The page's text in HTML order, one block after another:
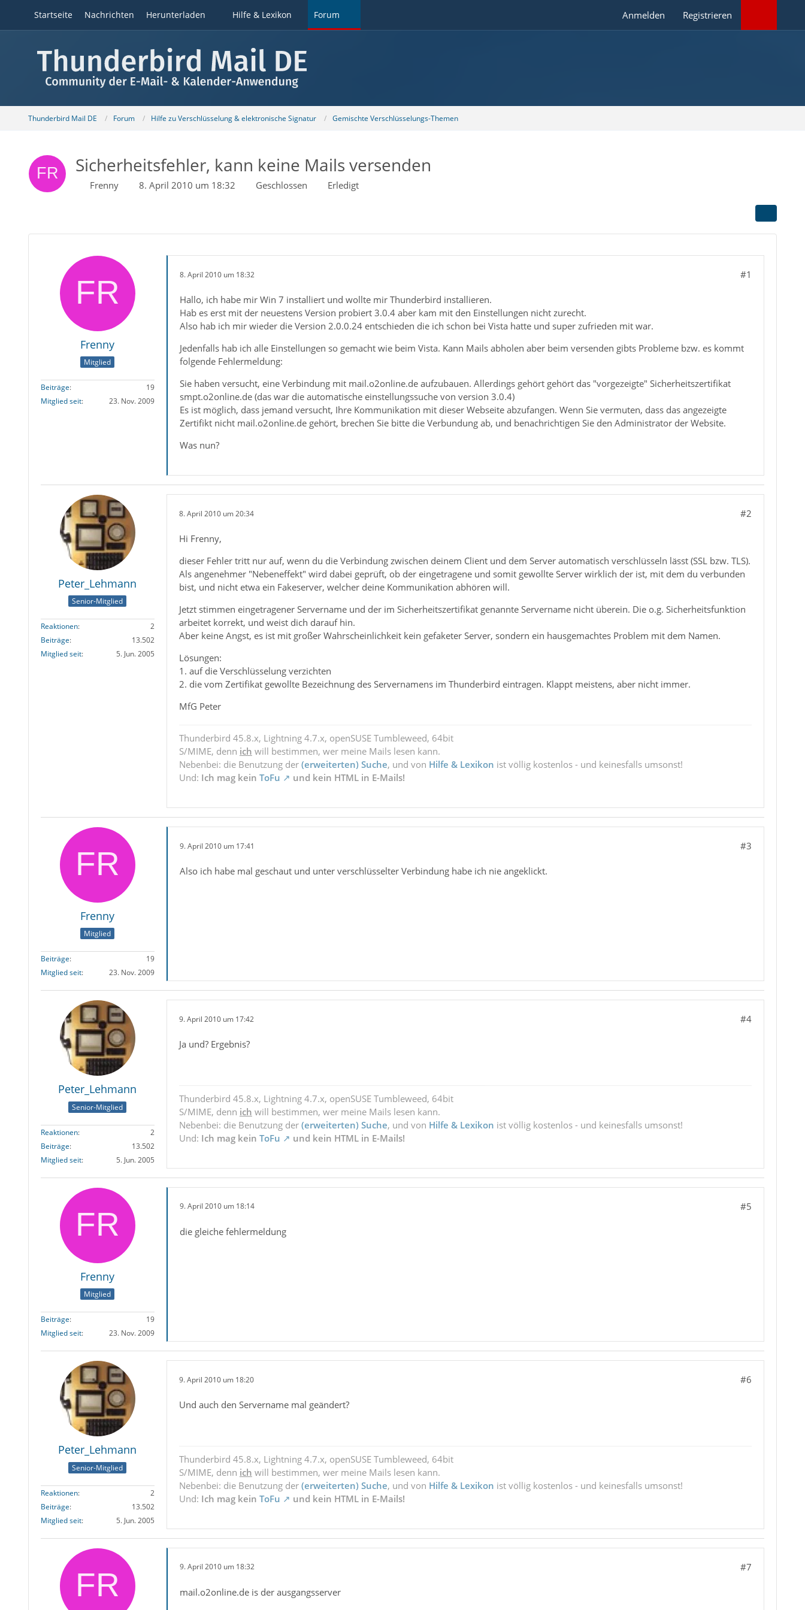
Startseite Nachrichten Herunterladen Hilfe & Lexikon Forum Anmelden Registrieren
Thunderbird Mail DE Forum Hilfe zu Verschlüsselung & elektronische Signatur Gemischte Verschlüsselungs-Themen
Sicherheitsfehler, kann keine Mails versenden
Frenny 8. April 2010 um 18:32 Geschlossen Erledigt
Frenny
Mitglied
Beiträge
19
Mitglied seit
23. Nov. 2009
8. April 2010 um 18:32 #1
Hallo, ich habe mir Win 7 installiert und wollte mir Thunderbird installieren.
Hab es erst mit der neuestens Version probiert 3.0.4 aber kam mit den Einstellungen nicht zurecht.
Also hab ich mir wieder die Version 2.0.0.24 entschieden die ich schon bei Vista hatte und super zufrieden mit war.
Jedenfalls hab ich alle Einstellungen so gemacht wie beim Vista. Kann Mails abholen aber beim versenden gibts Probleme bzw. es kommt
folgende Fehlermeldung:
Sie haben versucht, eine Verbindung mit mail.o2online.de aufzubauen. Allerdings gehört gehört das "vorgezeigte" Sicherheitszertifikat
smpt.o2online.de (das war die automatische einstellungssuche von version 3.0.4)
Es ist möglich, dass jemand versucht, Ihre Kommunikation mit dieser Webseite abzufangen. Wenn Sie vermuten, dass das angezeigte
Zertifikt nicht mail.o2online.de gehört, brechen Sie bitte die Verbundung ab, und benachrichtigen Sie den Administrator der Website.
Was nun?
Peter_Lehmann
Senior-Mitglied
Reaktionen
2
Beiträge
13.502
Mitglied seit
5. Jun. 2005
8. April 2010 um 20:34 #2
Hi Frenny,
dieser Fehler tritt nur auf, wenn du die Verbindung zwischen deinem Client und dem Server automatisch verschlüsseln lässt (SSL bzw. TLS).
Als angenehmer "Nebeneffekt" wird dabei geprüft, ob der eingetragene und somit gewollte Server wirklich der ist, mit dem du verbunden
bist, und nicht etwa ein Fakeserver, welcher deine Kommunikation abhören will.
Jetzt stimmen eingetragener Servername und der im Sicherheitszertifikat genannte Servername nicht überein. Die o.g. Sicherheitsfunktion
arbeitet korrekt, und weist dich darauf hin.
Aber keine Angst, es ist mit großer Wahrscheinlichkeit kein gefaketer Server, sondern ein hausgemachtes Problem mit dem Namen.
Lösungen:
1. auf die Verschlüsselung verzichten
2. die vom Zertifikat gewollte Bezeichnung des Servernamens im Thunderbird eintragen. Klappt meistens, aber nicht immer.
MfG Peter
Thunderbird 45.8.x, Lightning 4.7.x, openSUSE Tumbleweed, 64bit
S/MIME, denn ich will bestimmen, wer meine Mails lesen kann.
Nebenbei: die Benutzung der (erweiterten) Suche, und von Hilfe & Lexikon ist völlig kostenlos - und keinesfalls umsonst!
Und: Ich mag kein ToFu und kein HTML in E-Mails!
Frenny
Mitglied
Beiträge
19
Mitglied seit
23. Nov. 2009
9. April 2010 um 17:41 #3
Also ich habe mal geschaut und unter verschlüsselter Verbindung habe ich nie angeklickt.
Peter_Lehmann
Senior-Mitglied
Reaktionen
2
Beiträge
13.502
Mitglied seit
5. Jun. 2005
9. April 2010 um 17:42 #4
Ja und? Ergebnis?
Thunderbird 45.8.x, Lightning 4.7.x, openSUSE Tumbleweed, 64bit
S/MIME, denn ich will bestimmen, wer meine Mails lesen kann.
Nebenbei: die Benutzung der (erweiterten) Suche, und von Hilfe & Lexikon ist völlig kostenlos - und keinesfalls umsonst!
Und: Ich mag kein ToFu und kein HTML in E-Mails!
Frenny
Mitglied
Beiträge
19
Mitglied seit
23. Nov. 2009
9. April 2010 um 18:14 #5
die gleiche fehlermeldung
Peter_Lehmann
Senior-Mitglied
Reaktionen
2
Beiträge
13.502
Mitglied seit
5. Jun. 2005
9. April 2010 um 18:20 #6
Und auch den Servername mal geändert?
Thunderbird 45.8.x, Lightning 4.7.x, openSUSE Tumbleweed, 64bit
S/MIME, denn ich will bestimmen, wer meine Mails lesen kann.
Nebenbei: die Benutzung der (erweiterten) Suche, und von Hilfe & Lexikon ist völlig kostenlos - und keinesfalls umsonst!
Und: Ich mag kein ToFu und kein HTML in E-Mails!
9. April 2010 um 18:32 #7
mail.o2online.de is der ausgangsserver